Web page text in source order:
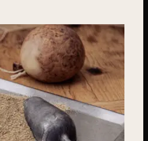
Produkte im Warenkorb.